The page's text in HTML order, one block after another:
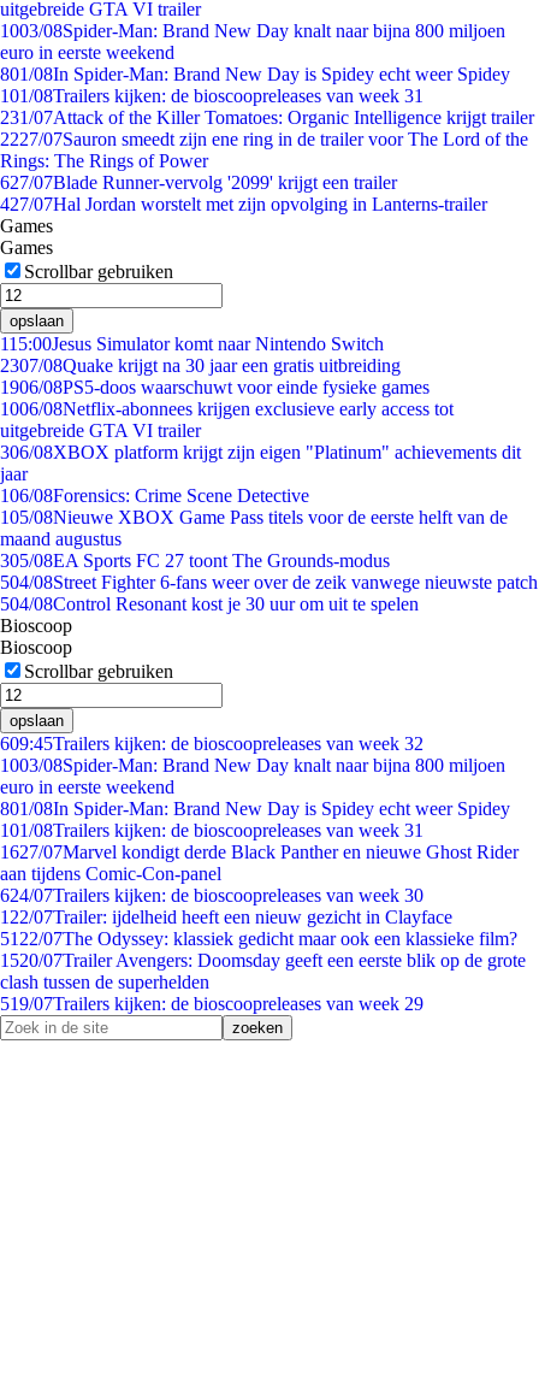
uitgebreide GTA VI trailer
1003/08Spider-Man: Brand New Day knalt naar bijna 800 miljoen
euro in eerste weekend
801/08In Spider-Man: Brand New Day is Spidey echt weer Spidey
101/08Trailers kijken: de bioscoopreleases van week 31
231/07Attack of the Killer Tomatoes: Organic Intelligence krijgt trailer
2227/07Sauron smeedt zijn ene ring in de trailer voor The Lord of the
Rings: The Rings of Power
627/07Blade Runner-vervolg '2099' krijgt een trailer
427/07Hal Jordan worstelt met zijn opvolging in Lanterns-trailer
Games
Games
Scrollbar gebruiken
opslaan
115:00Jesus Simulator komt naar Nintendo Switch
2307/08Quake krijgt na 30 jaar een gratis uitbreiding
1906/08PS5-doos waarschuwt voor einde fysieke games
1006/08Netflix-abonnees krijgen exclusieve early access tot
uitgebreide GTA VI trailer
306/08XBOX platform krijgt zijn eigen "Platinum" achievements dit
jaar
106/08Forensics: Crime Scene Detective
105/08Nieuwe XBOX Game Pass titels voor de eerste helft van de
maand augustus
305/08EA Sports FC 27 toont The Grounds-modus
504/08Street Fighter 6-fans weer over de zeik vanwege nieuwste patch
504/08Control Resonant kost je 30 uur om uit te spelen
Bioscoop
Bioscoop
Scrollbar gebruiken
opslaan
609:45Trailers kijken: de bioscoopreleases van week 32
1003/08Spider-Man: Brand New Day knalt naar bijna 800 miljoen
euro in eerste weekend
801/08In Spider-Man: Brand New Day is Spidey echt weer Spidey
101/08Trailers kijken: de bioscoopreleases van week 31
1627/07Marvel kondigt derde Black Panther en nieuwe Ghost Rider
aan tijdens Comic-Con-panel
624/07Trailers kijken: de bioscoopreleases van week 30
1 22/07Trailer: ijdelheid heeft een nieuw gezicht in Clayface
51 22/07The Odyssey: klassiek gedicht maar ook een klassieke film?
1520/07Trailer Avengers: Doomsday geeft een eerste blik op de grote
clash tussen de superhelden
519/07Trailers kijken: de bioscoopreleases van week 29